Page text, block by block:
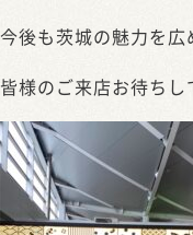
今後も茨城の魅力を
皆様のご来店お待ちし